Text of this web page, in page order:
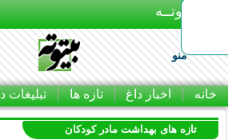
بـیتوتــه
منو
خانه اخبار داغ تازه ها تبلیغات
تازه های بهداشت مادر کودکان